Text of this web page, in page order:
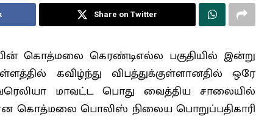
Share on Twitter
கொத்மலை கெரண்டிஎல்ல பகுதியில் இன்று
கவிழ்ந்து விபத்துக்குள்ளானதில் ஒரே
மாவட்ட பொது வைத்திய சாலையில்
என கொத்மலை பொலிஸ் நிலைய பொறுப்பதிகாரி